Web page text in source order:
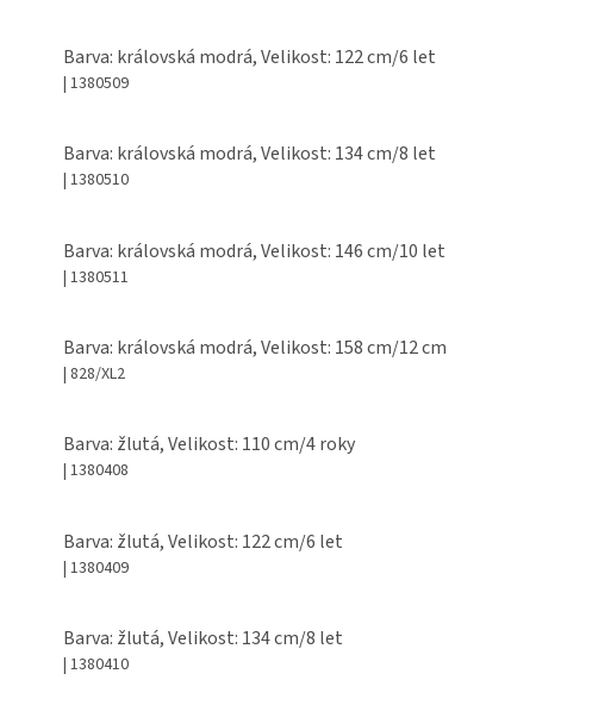
Barva: královská modrá, Velikost: 122 cm/6 let
| 1380509
Barva: královská modrá, Velikost: 134 cm/8 let
| 1380510
Barva: královská modrá, Velikost: 146 cm/10 let
| 1380511
Barva: královská modrá, Velikost: 158 cm/12 cm
| 828/XL2
Barva: žlutá, Velikost: 110 cm/4 roky
| 1380408
Barva: žlutá, Velikost: 122 cm/6 let
| 1380409
Barva: žlutá, Velikost: 134 cm/8 let
| 1380410